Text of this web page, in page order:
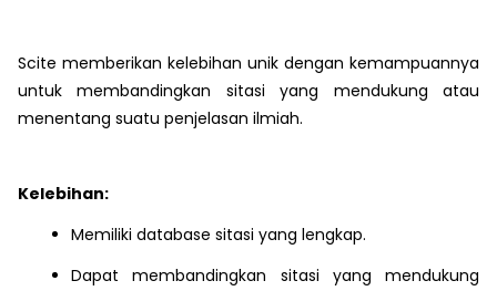
Scite memberikan kelebihan unik dengan kemampuannya
untuk membandingkan sitasi yang mendukung atau
menentang suatu penjelasan ilmiah.
Kelebihan:
Memiliki database sitasi yang lengkap.
Dapat membandingkan sitasi yang mendukung